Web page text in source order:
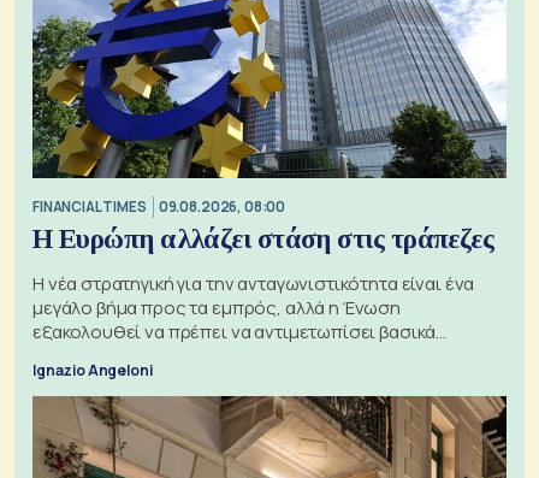
FINANCIAL TIMES 09.08.2026, 08:00
Η Ευρώπη αλλάζει στάση στις τράπεζες
Η νέα στρατηγική για την ανταγωνιστικότητα είναι ένα
μεγάλο βήμα προς τα εμπρός, αλλά η Ένωση
εξακολουθεί να πρέπει να αντιμετωπίσει βασικά
Ignazio Angeloni